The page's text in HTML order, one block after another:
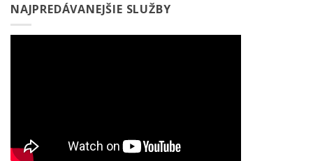
NAJPREDÁVANEJŠIE SLUŽBY